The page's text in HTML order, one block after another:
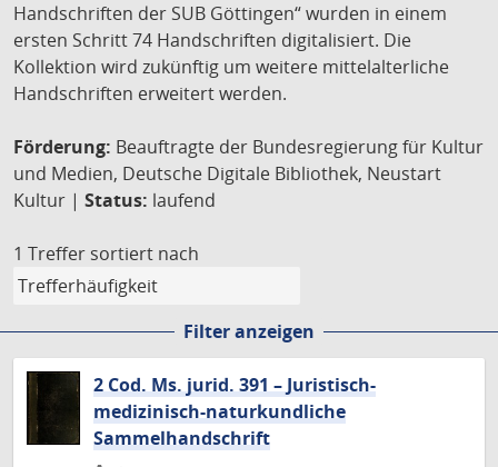
Handschriften der SUB Göttingen“ wurden in einem
ersten Schritt 74 Handschriften digitalisiert. Die
Kollektion wird zukünftig um weitere mittelalterliche
Handschriften erweitert werden.
Förderung: Beauftragte der Bundesregierung für Kultur
und Medien, Deutsche Digitale Bibliothek, Neustart
Kultur | Status: laufend
1 Treffer sortiert nach
Filter anzeigen
2 Cod. Ms. jurid. 391 – Juristisch-
medizinisch-naturkundliche
Sammelhandschrift